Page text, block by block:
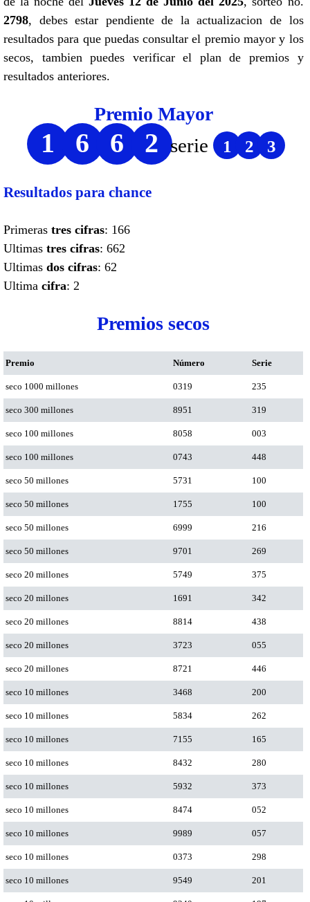
2798, debes estar pendiente de la actualizacion de los
resultados para que puedas consultar el premio mayor y los
secos, tambien puedes verificar el plan de premios y
resultados anteriores.
Premio Mayor
1 6 6 2 serie 1 2 3
Resultados para chance
Primeras tres cifras: 166
Ultimas tres cifras: 662
Ultimas dos cifras: 62
Ultima cifra: 2
Premios secos
Premio Número Serie
seco 1000 millones 0319 235
seco 300 millones 8951 319
seco 100 millones 8058 003
seco 100 millones 0743 448
seco 50 millones 5731 100
seco 50 millones 1755 100
seco 50 millones 6999 216
seco 50 millones 9701 269
seco 20 millones 5749 375
seco 20 millones 1691 342
seco 20 millones 8814 438
seco 20 millones 3723 055
seco 20 millones 8721 446
seco 10 millones 3468 200
seco 10 millones 5834 262
seco 10 millones 7155 165
seco 10 millones 8432 280
seco 10 millones 5932 373
seco 10 millones 8474 052
seco 10 millones 9989 057
seco 10 millones 0373 298
seco 10 millones 9549 201